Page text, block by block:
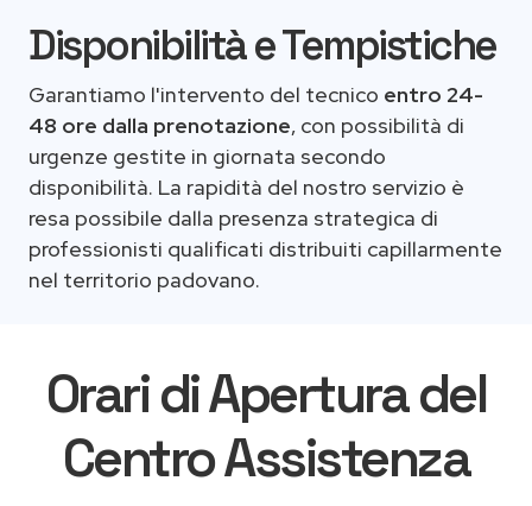
Disponibilità e Tempistiche
Garantiamo l'intervento del tecnico entro 24-
48 ore dalla prenotazione, con possibilità di
urgenze gestite in giornata secondo
disponibilità. La rapidità del nostro servizio è
resa possibile dalla presenza strategica di
professionisti qualificati distribuiti capillarmente
nel territorio padovano.
Orari di Apertura del
Centro Assistenza